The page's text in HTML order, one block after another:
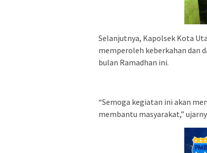
Selanjutnya, Kapolsek Kota
memperoleh keberkahan dan
bulan Ramadhan ini.
“Semoga kegiatan ini akan
membantu masyarakat,”